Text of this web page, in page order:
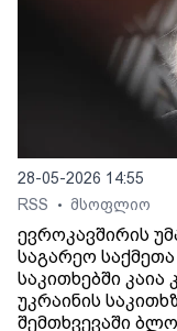
28-05-2026 14:55
RSS
• მსოფლიო
ევროკავშირის
საგარეო
საკითხებში
უკრაინის
შემთხვევაში